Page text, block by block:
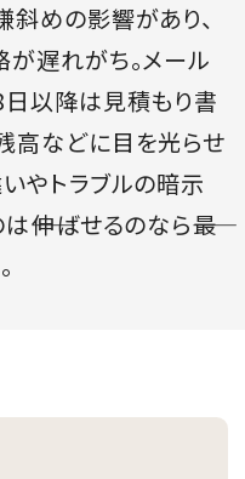
めの影響があり、
遅れがち。メール
以降は見積もり書
高などに目を光らせ
やトラブルの暗示
伸ばせるのなら――最